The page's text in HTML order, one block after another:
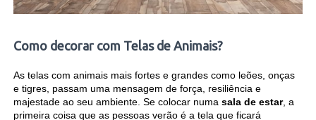
Como decorar com Telas de Animais?
As telas com animais mais fortes e grandes como leões, onças
e tigres, passam uma mensagem de força, resiliência e
majestade ao seu ambiente. Se colocar numa sala de estar, a
primeira coisa que as pessoas verão é a tela que ficar